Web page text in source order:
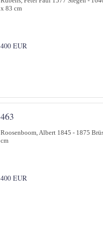
x 83 cm
400 EUR
463
Roosenboom, Albert 1845 - 1875
cm
400 EUR